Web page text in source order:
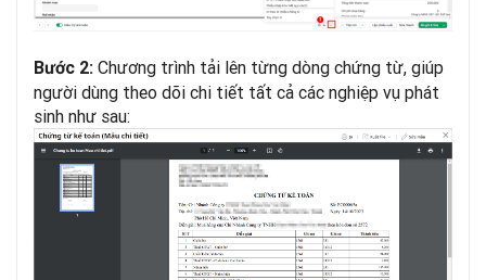
Bước 2: Chương trình tải lên từng dòng chứng từ, giúp
người dùng theo dõi chi tiết tất cả các nghiệp vụ phát
sinh như sau: